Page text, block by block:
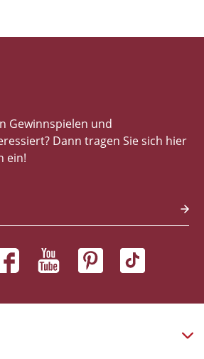
Gewinnspielen und
Dann tragen Sie sich hier
ein!